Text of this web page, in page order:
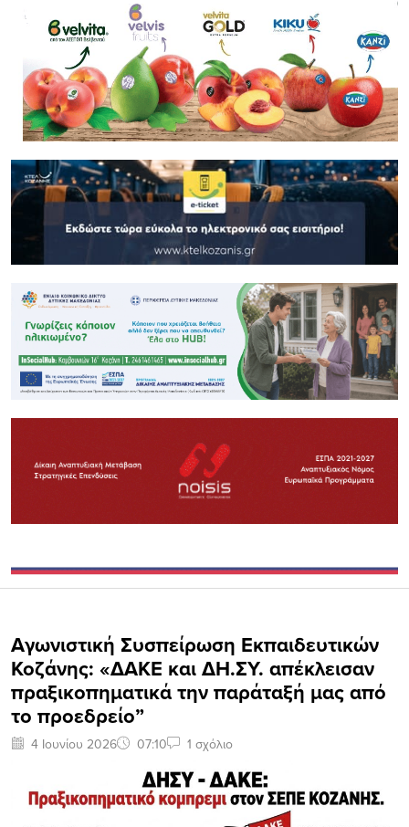
Αγωνιστική Συσπείρωση Εκπαιδευτικών
Κοζάνης: «ΔΑΚΕ και ΔΗ.ΣΥ. απέκλεισαν
πραξικοπηματικά την παράταξή μας από
το προεδρείο”
4 Ιουνίου 2026 07:10 1 σχόλιο